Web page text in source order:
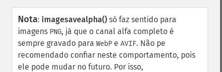
Nota: imagesavealpha() só faz sentido para
imagens PNG, já que o canal alfa completo é
sempre gravado para WebP e AVIF. Não pe
recomendado confiar neste comportamento, pois
ele pode mudar no futuro. Por isso,